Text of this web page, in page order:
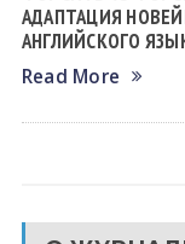
АДАПТАЦИЯ
АНГЛИЙСКОГО
Read More